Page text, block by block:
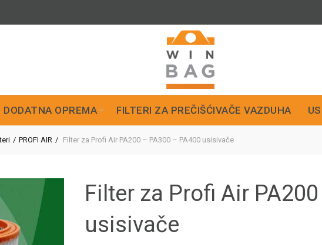
DODATNA OPREMA FILTERI ZA PREČIŠĆIVAČE VAZDUHA
PROFI AIR Filter za Profi Air PA200 – PA300 – PA400 usisivače
Filter za Profi Air
usisivače